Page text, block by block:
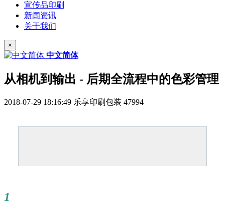
宣传品印刷
新闻资讯
关于我们
×
中文简体
从相机到输出 - 后期全流程中的色彩管理
2018-07-29 18:16:49 乐享印刷包装 47994
1